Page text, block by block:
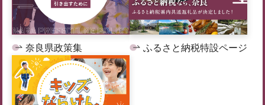
奈良県政策集 ふるさと納税特設ページ